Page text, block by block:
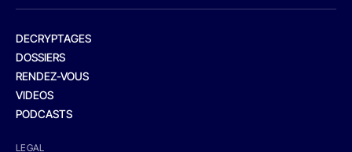
DECRYPTAGES
DOSSIERS
RENDEZ-VOUS
VIDEOS
PODCASTS
LEGAL